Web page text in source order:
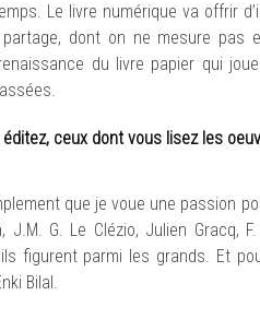
Le livre numérique va offrir
dont on ne mesure pas
du livre papier qui
ceux dont vous lisez les
que je voue une passion
G. Le Clézio, Julien Gracq,
figurent parmi les grands. Et
Bilal.